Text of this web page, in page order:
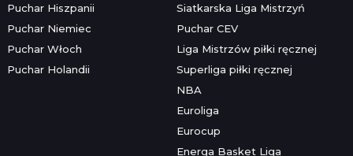
Puchar Hiszpanii
Puchar Niemiec
Puchar Włoch
Puchar Holandii
Siatkarska Liga Mistrzyń
Puchar CEV
Liga Mistrzów piłki ręcznej
Superliga piłki ręcznej
NBA
Euroliga
Eurocup
Energa Basket Liga